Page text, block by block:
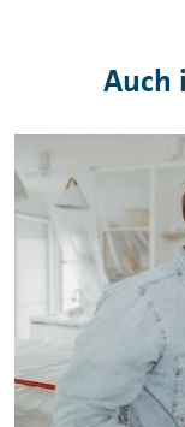
Auch